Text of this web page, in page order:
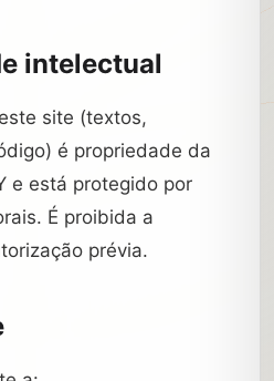
intelectual
site (textos,
é propriedade da
e está protegido por
É proibida a
prévia.